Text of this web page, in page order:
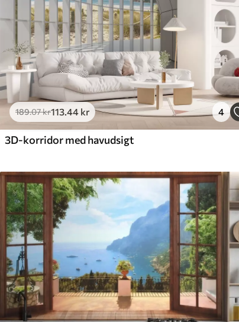
189.07kr113.44 kr 4
3D-korridor med havudsigt